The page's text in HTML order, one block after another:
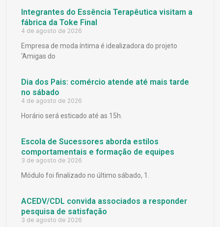
Integrantes do Essência Terapêutica visitam a
fábrica da Toke Final
4 de agosto de 2026
Empresa de moda íntima é idealizadora do projeto
‘Amigas do
Dia dos Pais: comércio atende até mais tarde
no sábado
4 de agosto de 2026
Horário será esticado até as 15h.
Escola de Sucessores aborda estilos
comportamentais e formação de equipes
3 de agosto de 2026
Módulo foi finalizado no último sábado, 1.
ACEDV/CDL convida associados a responder
pesquisa de satisfação
3 de agosto de 2026